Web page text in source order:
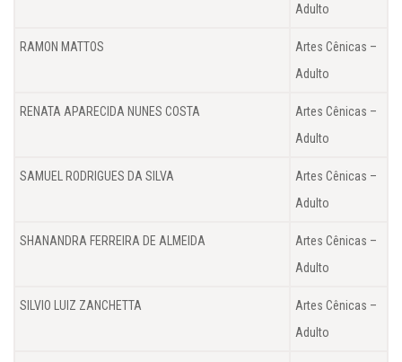
Adulto
RAMON MATTOS
Artes Cênicas –
Adulto
RENATA APARECIDA NUNES COSTA
Artes Cênicas –
Adulto
SAMUEL RODRIGUES DA SILVA
Artes Cênicas –
Adulto
SHANANDRA FERREIRA DE ALMEIDA
Artes Cênicas –
Adulto
SILVIO LUIZ ZANCHETTA
Artes Cênicas –
Adulto